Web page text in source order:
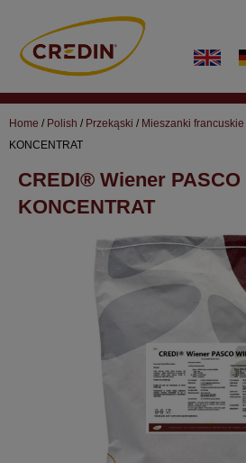
content
Home / Polish / Przekąski / Mieszanki francuskie
KONCENTRAT
CREDI® Wiener PASCO
KONCENTRAT